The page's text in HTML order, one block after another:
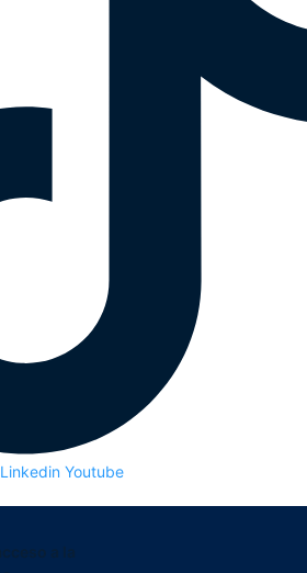
Linkedin Youtube